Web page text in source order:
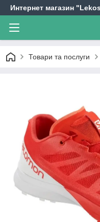
Интернет магазин
Товари та послуги